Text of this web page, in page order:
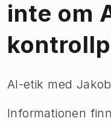
inte om
AI-etik med
Informationen